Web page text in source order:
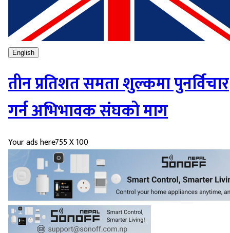
English
तीन प्रतिशत समता शुल्कमा पुनर्विचार
गर्न अभिभावक संघको माग
Your ads here755 X 100